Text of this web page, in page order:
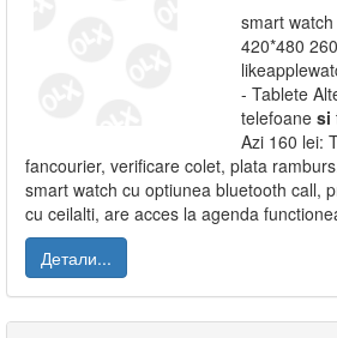
smart
420*480
- Tablete
telefoane si
Azi 160 lei:
fancourier, verificare colet, plata
smart watch cu optiunea bluetooth call,
cu ceilalti, are acces la agenda
Детали...